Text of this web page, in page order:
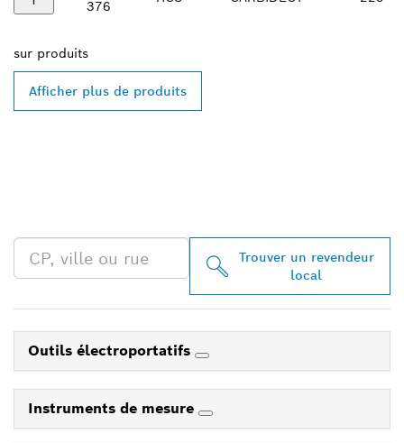
376
sur produits
Afficher plus de produits
Trouver un revendeur
local
Outils électroportatifs
Instruments de mesure